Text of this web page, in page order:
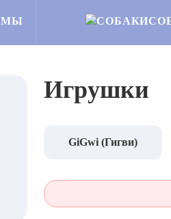
Игрушки
GiGwi (Гигви)